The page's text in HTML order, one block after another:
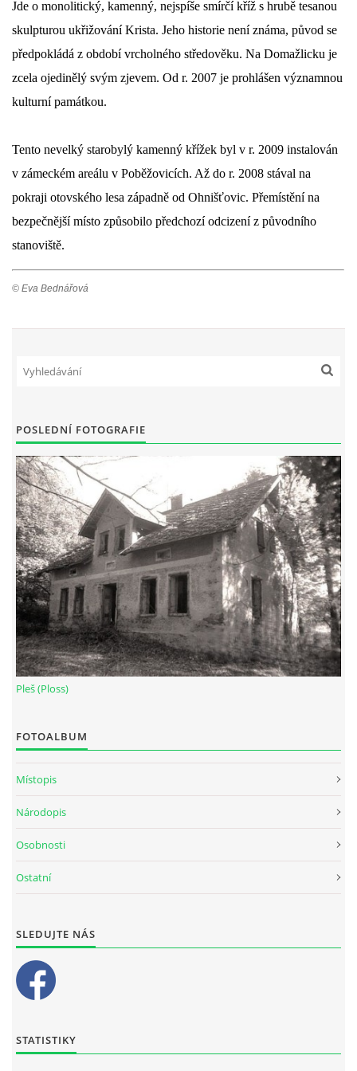
DŮL NA SLÍDU (NA KOLE)
tel. 773 916 275
info@domdej.cz
--------------------------------------------------------------
Tento projekt je realizován za finanční podpory
města Domažlice.
© 2026 eStránky.cz
Jde o monolitický, kamenný, nejspíše smírčí kříž s hrubě tesanou
skulpturou ukřižování Krista. Jeho historie není známa, původ se
předpokládá z období vrcholného středověku. Na Domažlicku je
zcela ojedinělý svým zjevem. Od r. 2007 je prohlášen významnou
kulturní památkou.
Tento nevelký starobylý kamenný křížek byl v r. 2009 instalován
v zámeckém areálu v Poběžovicích. Až do r. 2008 stával na
pokraji otovského lesa západně od Ohnišťovic. Přemístění na
bezpečnější místo způsobilo předchozí odcizení z původního
stanoviště.
© Eva Bednářová
POSLEDNÍ FOTOGRAFIE
Pleš (Ploss)
FOTOALBUM
Místopis
Národopis
Osobnosti
Ostatní
SLEDUJTE NÁS
STATISTIKY